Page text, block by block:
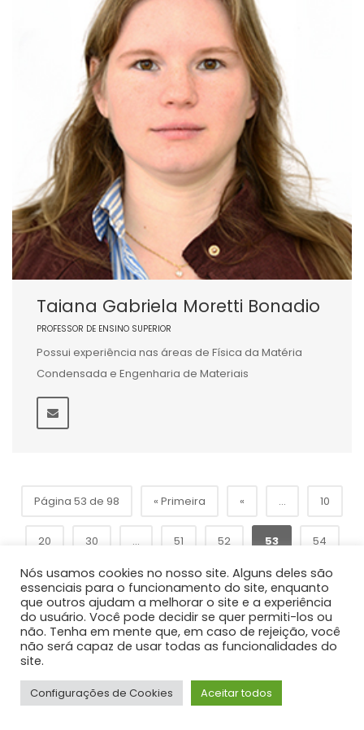
Taiana Gabriela Moretti Bonadio
PROFESSOR DE ENSINO SUPERIOR
Possui experiência nas áreas de Física da Matéria
Condensada e Engenharia de Materiais
Página 53 de 98 « Primeira « ... 10
20 30 ... 51 52 53 54
55 ... 60 70 80 ... »
Última »
Nós usamos cookies no nosso site. Alguns deles são
essenciais para o funcionamento do site, enquanto
que outros ajudam a melhorar o site e a experiência
do usuário. Você pode decidir se quer permiti-los ou
não. Tenha em mente que, em caso de rejeição, você
não será capaz de usar todas as funcionalidades do
site.
Configurações de Cookies Aceitar todos